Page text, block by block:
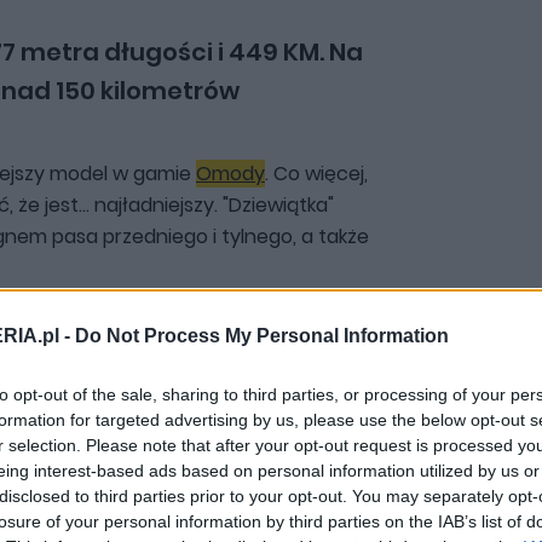
- Do Not Process My Personal Information
opt-out of the sale, sharing to third parties, or processing of your
for targeted advertising by us, please use the below opt-out
selection. Please note that after your opt-out request is processed
interest-based ads based on personal information utilized by us
to third parties prior to your opt-out. You may separately
of your personal information by third parties on the IAB’s list of
metra długości i 449 KM. Na
150 kilometrów
model w gamie Omody. Co więcej,
że jest... najładniejszy. "Dziewiątka"
pasa przedniego i tylnego, a także
nie rozczarowuje. Widać, że
z innych aut grupy (zegary,
jest tutaj kilka ładnych wstawek i
się prezentują. Jakby więc nie
rozwoju dla tej marki.